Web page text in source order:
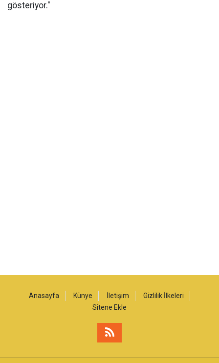
gösteriyor."
Anasayfa Künye İletişim
Gizlilik İlkeleri
Sitene Ekle